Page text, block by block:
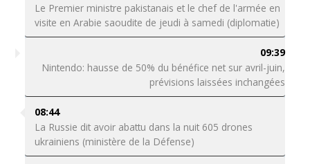
Le Premier ministre pakistanais et le chef de l'armée en
visite en Arabie saoudite de jeudi à samedi (diplomatie)
09:39
Nintendo: hausse de 50% du bénéfice net sur avril-juin,
prévisions laissées inchangées
08:44
La Russie dit avoir abattu dans la nuit 605 drones
ukrainiens (ministère de la Défense)